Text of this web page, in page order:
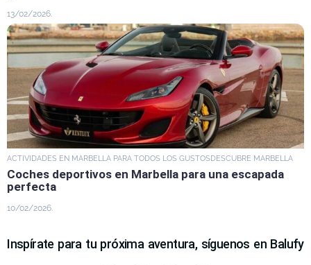
13/02/2026
ACTIVIDADES EN MARBELLA PARA TODOS LOS GUSTOSDESCUBRE MARBELLA
Coches deportivos en Marbella para una escapada
perfecta
10/02/2026
Inspírate para tu próxima aventura, síguenos en Balufy